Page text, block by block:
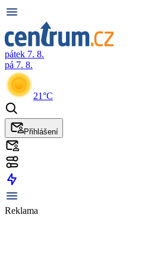
pátek 7. 8.
pá 7. 8.
21°C
Přihlášení
Reklama